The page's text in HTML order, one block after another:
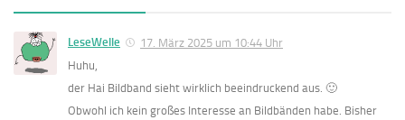
LeseWelle
17. März 2025 um 10:44 Uhr
Huhu,
der Hai Bildband sieht wirklich beeindruckend aus. 🙂
Obwohl ich kein großes Interesse an Bildbänden habe. Bisher